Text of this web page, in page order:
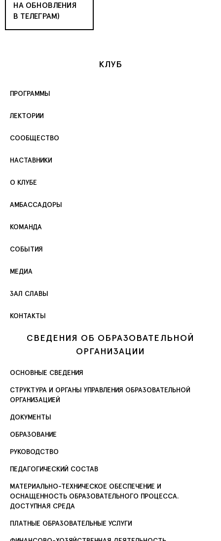
НА ОБНОВЛЕНИЯ
В ТЕЛЕГРАМ)
КЛУБ
ПРОГРАММЫ
ЛЕКТОРИИ
СООБЩЕСТВО
НАСТАВНИКИ
О КЛУБЕ
АМБАССАДОРЫ
КОМАНДА
СОБЫТИЯ
МЕДИА
ЗАЛ СЛАВЫ
КОНТАКТЫ
СВЕДЕНИЯ ОБ ОБРАЗОВАТЕЛЬНОЙ
ОРГАНИЗАЦИИ
ОСНОВНЫЕ СВЕДЕНИЯ
СТРУКТУРА И ОРГАНЫ УПРАВЛЕНИЯ ОБРАЗОВАТЕЛЬНОЙ
ОРГАНИЗАЦИЕЙ
ДОКУМЕНТЫ
ОБРАЗОВАНИЕ
РУКОВОДСТВО
ПЕДАГОГИЧЕСКИЙ СОСТАВ
МАТЕРИАЛЬНО-ТЕХНИЧЕСКОЕ ОБЕСПЕЧЕНИЕ И
ОСНАЩЕННОСТЬ ОБРАЗОВАТЕЛЬНОГО ПРОЦЕССА.
ДОСТУПНАЯ СРЕДА
ПЛАТНЫЕ ОБРАЗОВАТЕЛЬНЫЕ УСЛУГИ